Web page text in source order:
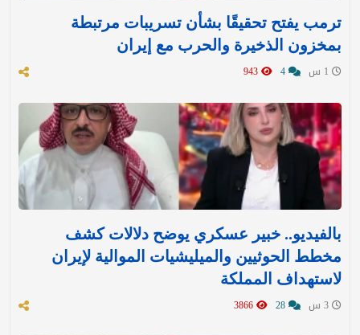
ترمب يفتح تحقيقًا بشأن تسريبات مرتبطة
بمخزون الذخيرة والحرب مع إيران
بالفيديو.. خبير عسكري يوضح دلالات كشف
مخطط الحوثيين والميليشيات الموالية لإيران
لاستهداف المملكة